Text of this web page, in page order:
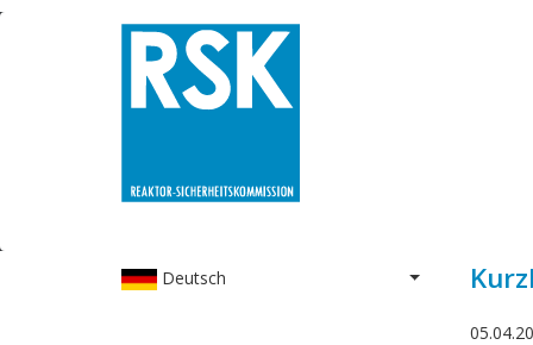
Deutsch Weitere